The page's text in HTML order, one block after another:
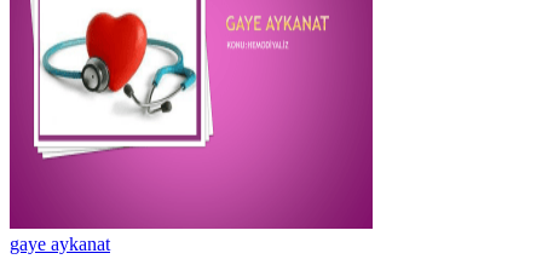
gaye aykanat